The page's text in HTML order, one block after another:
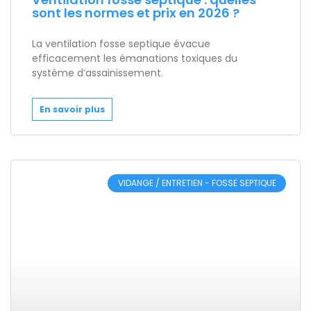
sont les normes et prix en 2026 ?
La ventilation fosse septique évacue
efficacement les émanations toxiques du
système d’assainissement.
En savoir plus
VIDANGE / ENTRETIEN - FOSSE SEPTIQUE